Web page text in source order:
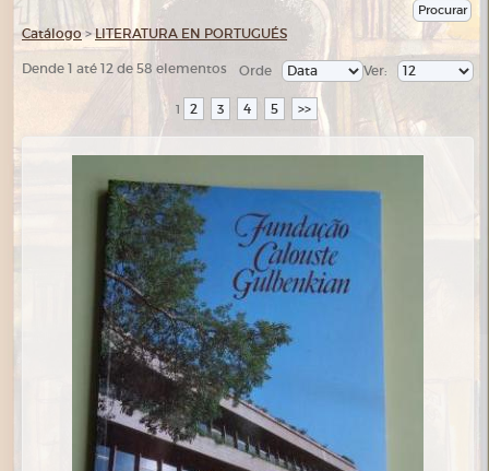
Catálogo >LITERATURA EN PORTUGUÉS
Dende 1 até 12 de 58 elementos Ver:
Orde
1 2 3 4 5 >>